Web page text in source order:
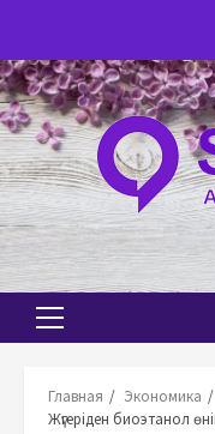
содержимому
Основное
Главная
Экономика
Жүгеріден биоэтанол